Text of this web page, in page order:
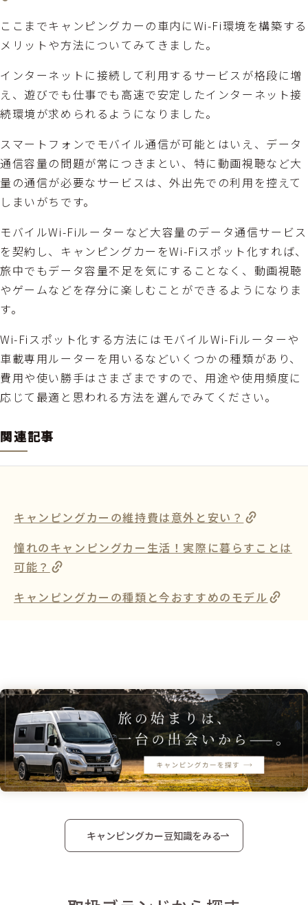
ここまでキャンピングカーの車内にWi-Fi環境を構築する
メリットや方法についてみてきました。
インターネットに接続して利用するサービスが格段に増
え、遊びでも仕事でも高速で安定したインターネット接
続環境が求められるようになりました。
スマートフォンでモバイル通信が可能とはいえ、データ
通信容量の問題が常につきまとい、特に動画視聴など大
量の通信が必要なサービスは、外出先での利用を控えて
しまいがちです。
モバイルWi-Fiルーターなど大容量のデータ通信サービス
を契約し、キャンピングカーをWi-Fiスポット化すれば、
旅中でもデータ容量不足を気にすることなく、動画視聴
やゲームなどを存分に楽しむことができるようになりま
す。
Wi-Fiスポット化する方法にはモバイルWi-Fiルーターや
車載専用ルーターを用いるなどいくつかの種類があり、
費用や使い勝手はさまざまですので、用途や使用頻度に
応じて最適と思われる方法を選んでみてください。
関連記事
キャンピングカーの維持費は意外と安い？
憧れのキャンピングカー生活！実際に暮らすことは
可能？
キャンピングカーの種類と今おすすめのモデル
キャンピングカー豆知識をみる